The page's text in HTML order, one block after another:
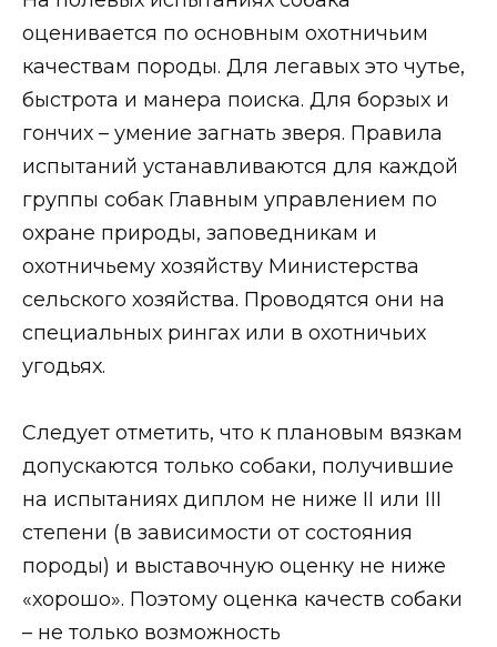
оценивается по основным охотничьим
качествам породы. Для легавых это чутье,
быстрота и манера поиска. Для борзых и
гончих – умение загнать зверя. Правила
испытаний устанавливаются для каждой
группы собак Главным управлением по
охране природы, заповедникам и
охотничьему хозяйству Министерства
сельского хозяйства. Проводятся они на
специальных рингах или в охотничьих
угодьях.
Следует отметить, что к плановым вязкам
допускаются только собаки, получившие
на испытаниях диплом не ниже II или III
степени (в зависимости от состояния
породы) и выставочную оценку не ниже
«хорошо». Поэтому оценка качеств собаки
– не только возможность